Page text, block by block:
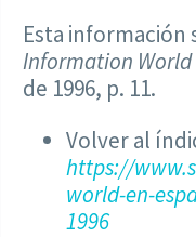
Esta información
Information World
de 1996, p. 11.
Volver al
https://
world-en-
1996